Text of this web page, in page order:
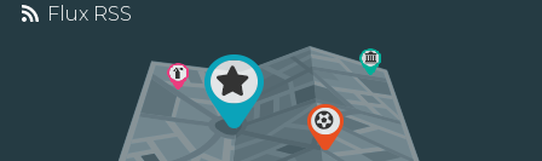
Flux RSS